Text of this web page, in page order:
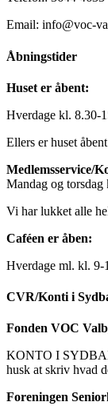
Email: info@voc-
Åbningstider
Huset er åbent:
Hverdage kl. 8.30-
Ellers er huset
Medlemsservice/
Mandag og
Vi har lukket alle
Caféen er åben:
Hverdage ml. kl.
CVR/Konti i
Fonden VOC
KONTO I
husk at skriv hvad
Foreningen